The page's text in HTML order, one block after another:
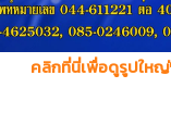
คลิกที่นี่เพื่อดูรูปใหญ่